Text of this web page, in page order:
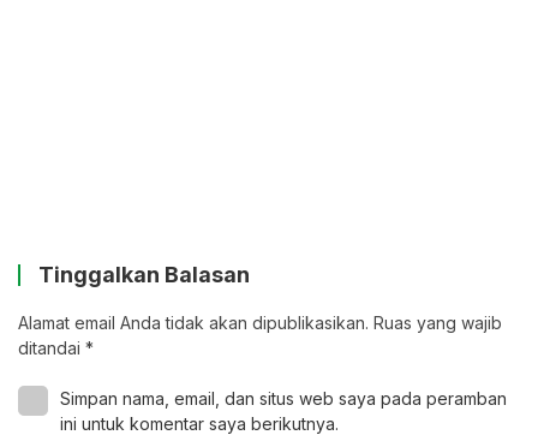
Tinggalkan Balasan
Alamat email Anda tidak akan dipublikasikan. Ruas yang wajib
ditandai *
Simpan nama, email, dan situs web saya pada peramban
ini untuk komentar saya berikutnya.